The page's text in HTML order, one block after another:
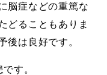
脳症などの重篤な
どることもありま
後は良好です。
す。